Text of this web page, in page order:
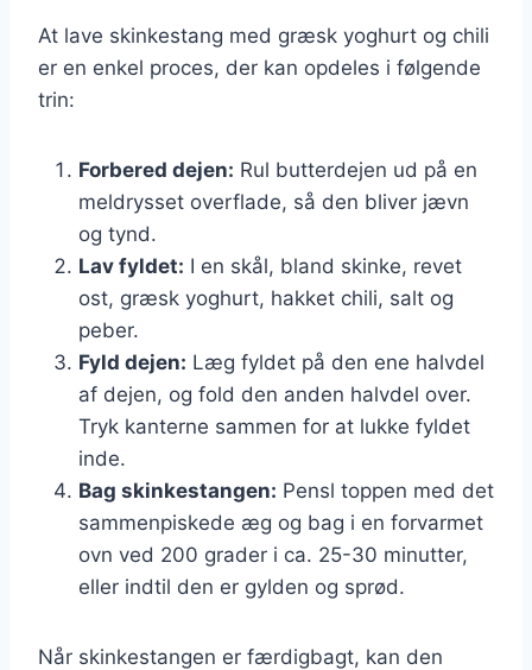
At lave skinkestang med græsk yoghurt og chili
er en enkel proces, der kan opdeles i følgende
trin:
Forbered dejen: Rul butterdejen ud på en
meldrysset overflade, så den bliver jævn
og tynd.
Lav fyldet: I en skål, bland skinke, revet
ost, græsk yoghurt, hakket chili, salt og
peber.
Fyld dejen: Læg fyldet på den ene halvdel
af dejen, og fold den anden halvdel over.
Tryk kanterne sammen for at lukke fyldet
inde.
Bag skinkestangen: Pensl toppen med det
sammenpiskede æg og bag i en forvarmet
ovn ved 200 grader i ca. 25-30 minutter,
eller indtil den er gylden og sprød.
Når skinkestangen er færdigbagt, kan den